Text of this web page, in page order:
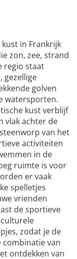
in Frankrijk
zon, zee, strand
regio staat
gezellige
golven
watersporten.
kust verblijf
vlak achter de
van het
activiteiten
in de
ruimte is voor
er vaak
spelletjes
vrienden
de sportieve
zodat je de
combinatie van
ontdekken van